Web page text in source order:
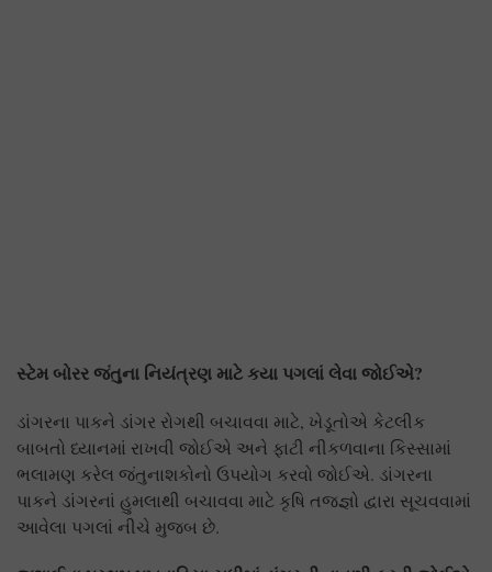
સ્ટેમ બોરર જંતુના નિયંત્રણ માટે કયા પગલાં લેવા જોઈએ?
ડાંગરના પાકને ડાંગર રોગથી બચાવવા માટે, ખેડૂતોએ કેટલીક
બાબતો ધ્યાનમાં રાખવી જોઈએ અને ફાટી નીકળવાના કિસ્સામાં
ભલામણ કરેલ જંતુનાશકોનો ઉપયોગ કરવો જોઈએ. ડાંગરના
પાકને ડાંગરનાં હુમલાથી બચાવવા માટે કૃષિ તજજ્ઞો દ્વારા સૂચવવામાં
આવેલા પગલાં નીચે મુજબ છે.